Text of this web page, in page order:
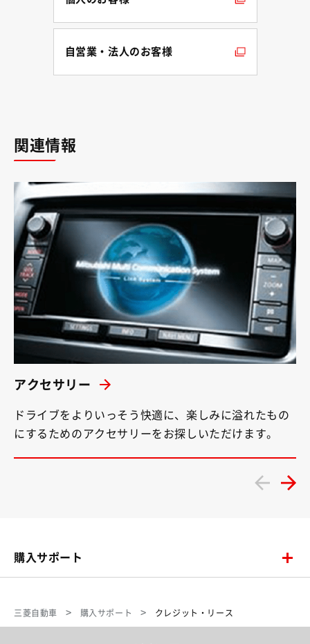
（別ウィンドウで開く）
自営業・法人のお客様
（別ウィンドウで開く）
関連情報
アクセサリー
ドライブをよりいっそう快適に、楽しみに溢れたもの
にするためのアクセサリーをお探しいただけます。
購入サポート
三菱自動車 購入サポート クレジット・リース